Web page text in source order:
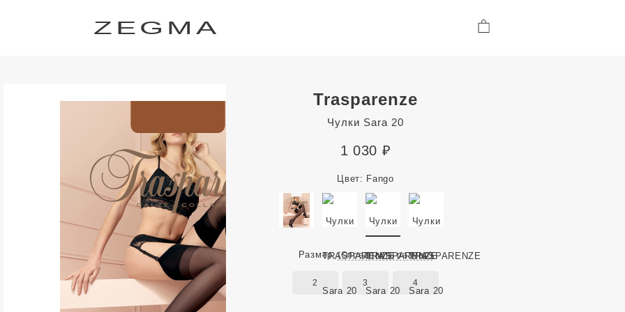
ZEGMA
Trasparenze
Чулки Sara 20
1 030 ₽
Цвет: Fango
Размер (Определить размер)
2 3 4